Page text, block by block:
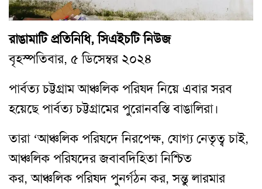
রাঙামাটি প্রতিনিধি, সিএইচটি নিউজ
বৃহস্পতিবার, ৫ ডিসেম্বর ২০২৪
পার্বত্য চট্টগ্রাম আঞ্চলিক পরিষদ নিয়ে এবার সরব
হয়েছে পার্বত্য চট্টগ্রামের পুরোনবস্তি বাঙালিরা।
তারা ‘আঞ্চলিক পরিষদে নিরপেক্ষ, যোগ্য নেতৃত্ব চাই,
আঞ্চলিক পরিষদের জবাবদিহিতা নিশ্চিত
কর, আঞ্চলিক পরিষদ পুনর্গঠন কর, সন্তু লারমার